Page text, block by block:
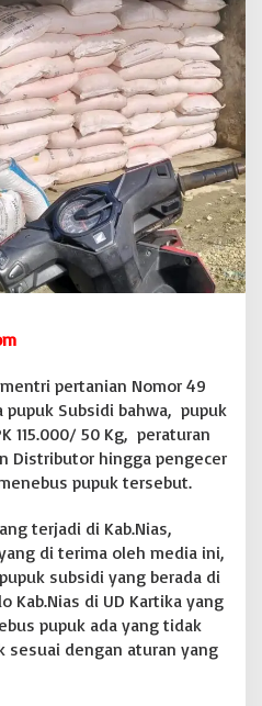
pertanian Nomor 49
pupuk Subsidi bahwa, pupuk
115.000/ 50 Kg, peraturan
Distributor hingga pengecer
pupuk tersebut.
terjadi di Kab.Nias,
di terima oleh media ini,
subsidi yang berada di
Kab.Nias di UD Kartika yang
pupuk ada yang tidak
sesuai dengan aturan yang